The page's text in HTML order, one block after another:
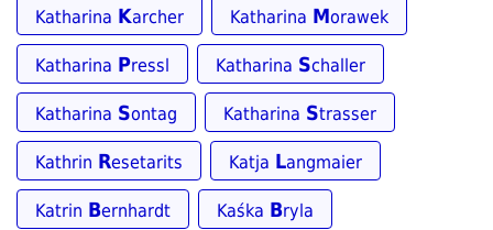
Katharina Karcher Katharina Morawek
Katharina Pressl Katharina Schaller
Katharina Sontag Katharina Strasser
Kathrin Resetarits Katja Langmaier
Katrin Bernhardt Kaśka Bryla